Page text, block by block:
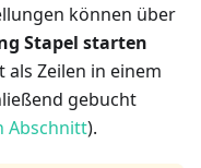
können über
Stapel starten
als Zeilen in einem
gebucht
Abschnitt).